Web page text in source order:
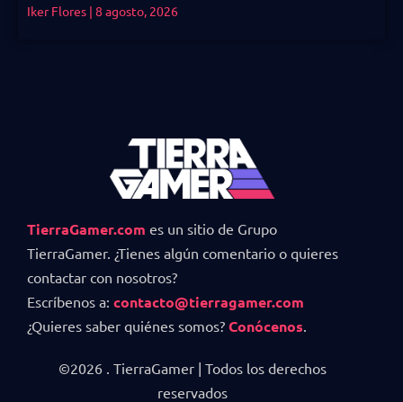
Iker Flores 8 agosto, 2026
TierraGamer.com es un sitio de Grupo
TierraGamer. ¿Tienes algún comentario o quieres
contactar con nosotros?
Escríbenos a: contacto@tierragamer.com
¿Quieres saber quiénes somos? Conócenos.
©2026 . TierraGamer | Todos los derechos
reservados